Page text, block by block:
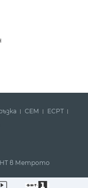
СЕМ
ECPT
в Метрото